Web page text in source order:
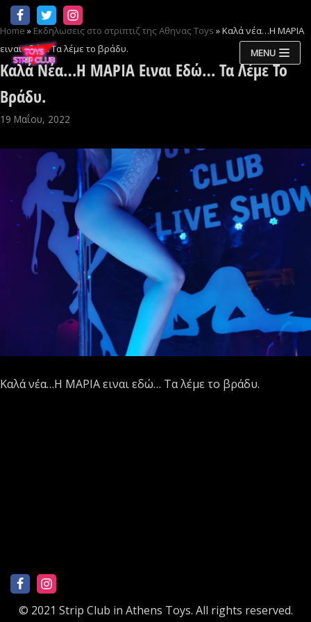
Μεταπηδήστε
στο
περιεχόμενο
MENU
Home » Εκδηλωσεις στο στριπτιζ της Αθηνας Toys »Καλά νέα…Η ΜΑΡΙΑ
ειναι εδώ… Τα λέμε το βράδυ.
Καλά Νέα…Η ΜΑΡΙΑ Ειναι Εδώ… Τα Λέμε Το
Βράδυ.
19 Μαΐου, 2022
Καλά νέα…Η ΜΑΡΙΑ ειναι εδώ… Τα λέμε το βράδυ.
© 2021 Strip Club in Athens Toys. All rights reserved.